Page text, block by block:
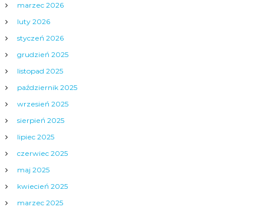
marzec 2026
luty 2026
styczeń 2026
grudzień 2025
listopad 2025
październik 2025
wrzesień 2025
sierpień 2025
lipiec 2025
czerwiec 2025
maj 2025
kwiecień 2025
marzec 2025